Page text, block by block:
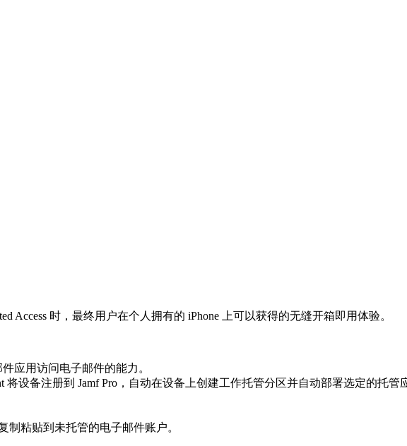
Access 时，最终用户在个人拥有的 iPhone 上可以获得的无缝开箱即用体验。
应用访问电子邮件的能力。
将设备注册到 Jamf Pro，自动在设备上创建工作托管分区并自动部署选定的托管
制粘贴到未托管的电子邮件账户。